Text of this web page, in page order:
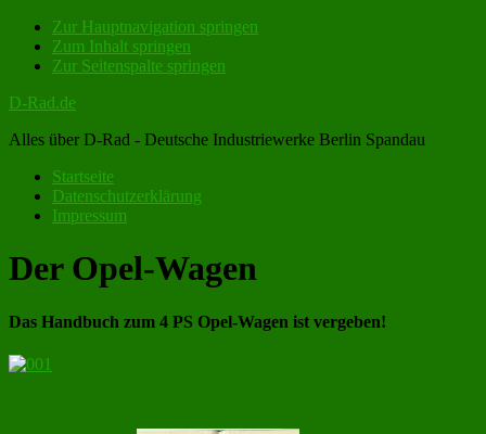
Zur Hauptnavigation springen
Zum Inhalt springen
Zur Seitenspalte springen
D-Rad.de
Alles über D-Rad - Deutsche Industriewerke Berlin Spandau
Startseite
Datenschutzerklärung
Impressum
Der Opel-Wagen
Das Handbuch zum 4 PS Opel-Wagen ist vergeben!